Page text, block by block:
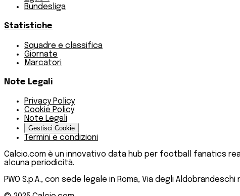
Bundesliga
Statistiche
Squadre e classifica
Giornate
Marcatori
Note Legali
Privacy Policy
Cookie Policy
Note Legali
Gestisci Cookie
Termini e condizioni
Calcio.com è un innovativo data hub per football fanatics
alcuna periodicità.
PWO S.p.A., con sede legale in Roma, Via degli Aldobrandeschi